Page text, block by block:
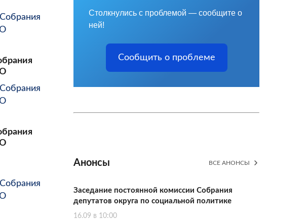
Столкнулись с проблемой — сообщите о
ней!
Сообщить о проблеме
Анонсы ВСЕ АНОНСЫ
Заседание постоянной комиссии Собрания
депутатов округа по социальной политике
16.09 в 10:00